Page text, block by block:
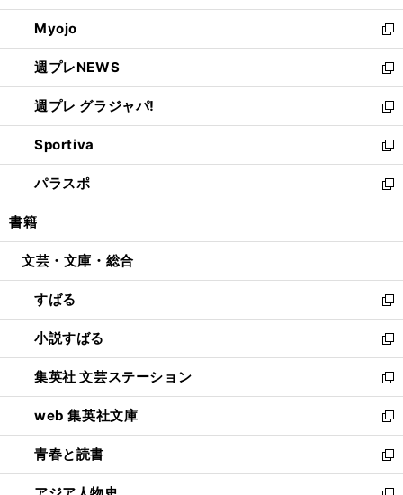
開
く
ウ
で
開
く
ン
ド
ウ
で
開
く
ウ
ィ
ン
ド
ウ
で
開
く
Myojo
新
し
い
ウ
ィ
ン
ド
ウ
で
開
週プレNEWS
新
し
い
ウ
ィ
ン
ド
ウ
開
週プレ グラジャパ!
新
し
い
ウ
ィ
ン
ウ
開
く
Sportiva
新
し
い
ウ
ン
ウ
で
開
く
パラスポ
新
し
ウ
ン
ド
ウ
で
開
く
書籍
文芸・文庫・総合
すばる
新
し
い
ウ
ィ
ン
ド
ウ
で
開
小説すばる
新
し
い
ウ
ィ
ン
ド
ウ
集英社 文芸ステーション
新
し
い
ウ
ィ
ン
web 集英社文庫
新
し
い
ウ
青春と読書
新
し